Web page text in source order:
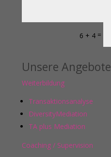
6 + 4 =
Unsere Angebote
Weiterbildung
Transaktionsanalyse
DiversityMediation
TA plus Mediation
Coaching / Supervision